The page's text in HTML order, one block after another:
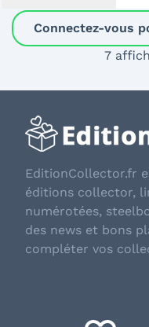
Connectez-vous
7
EditionCollector.fr
éditions collector,
numérotées,
des news et bons
compléter vos